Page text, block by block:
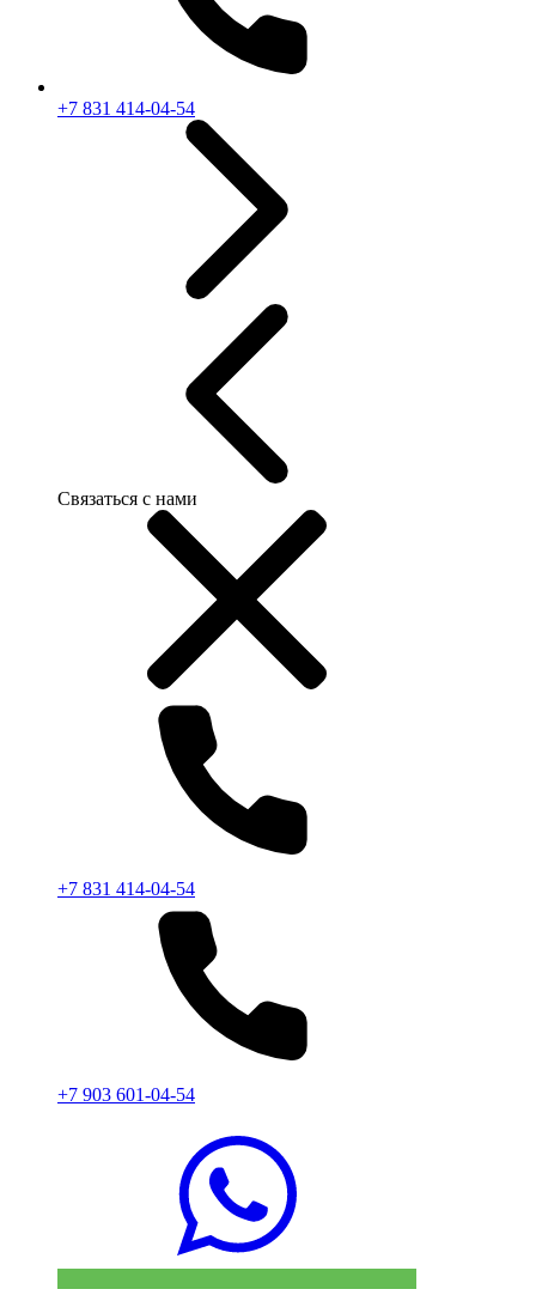
+7 831 414-04-54
Связаться с нами
+7 831 414-04-54
+7 903 601-04-54